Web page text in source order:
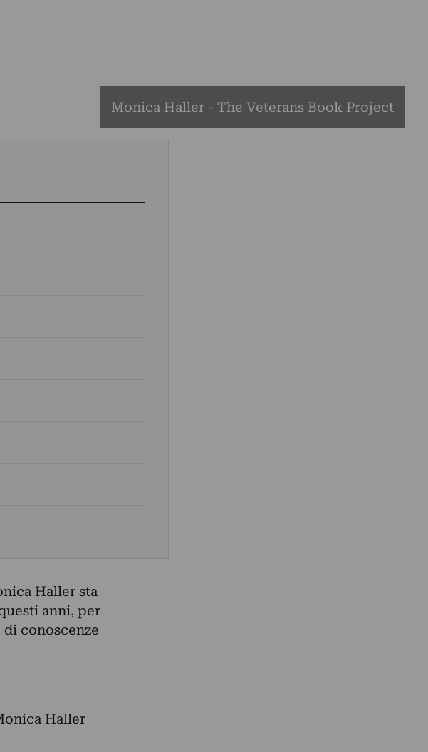
Monica Haller - The Veterans Book Project
Haller sta
anni, per
conoscenze
Haller